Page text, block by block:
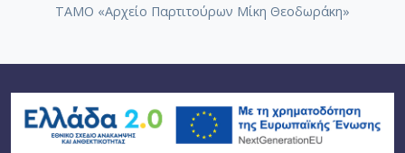
ΤΑΜΟ «Αρχείο Παρτιτούρων Μίκη Θεοδωράκη»